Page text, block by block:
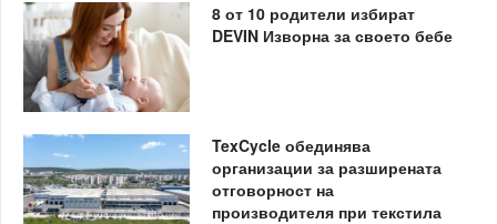
8 от 10 родители избират
DEVIN Изворна за своето бебе
TexCycle обединява
организации за разширената
отговорност на
производителя при текстила